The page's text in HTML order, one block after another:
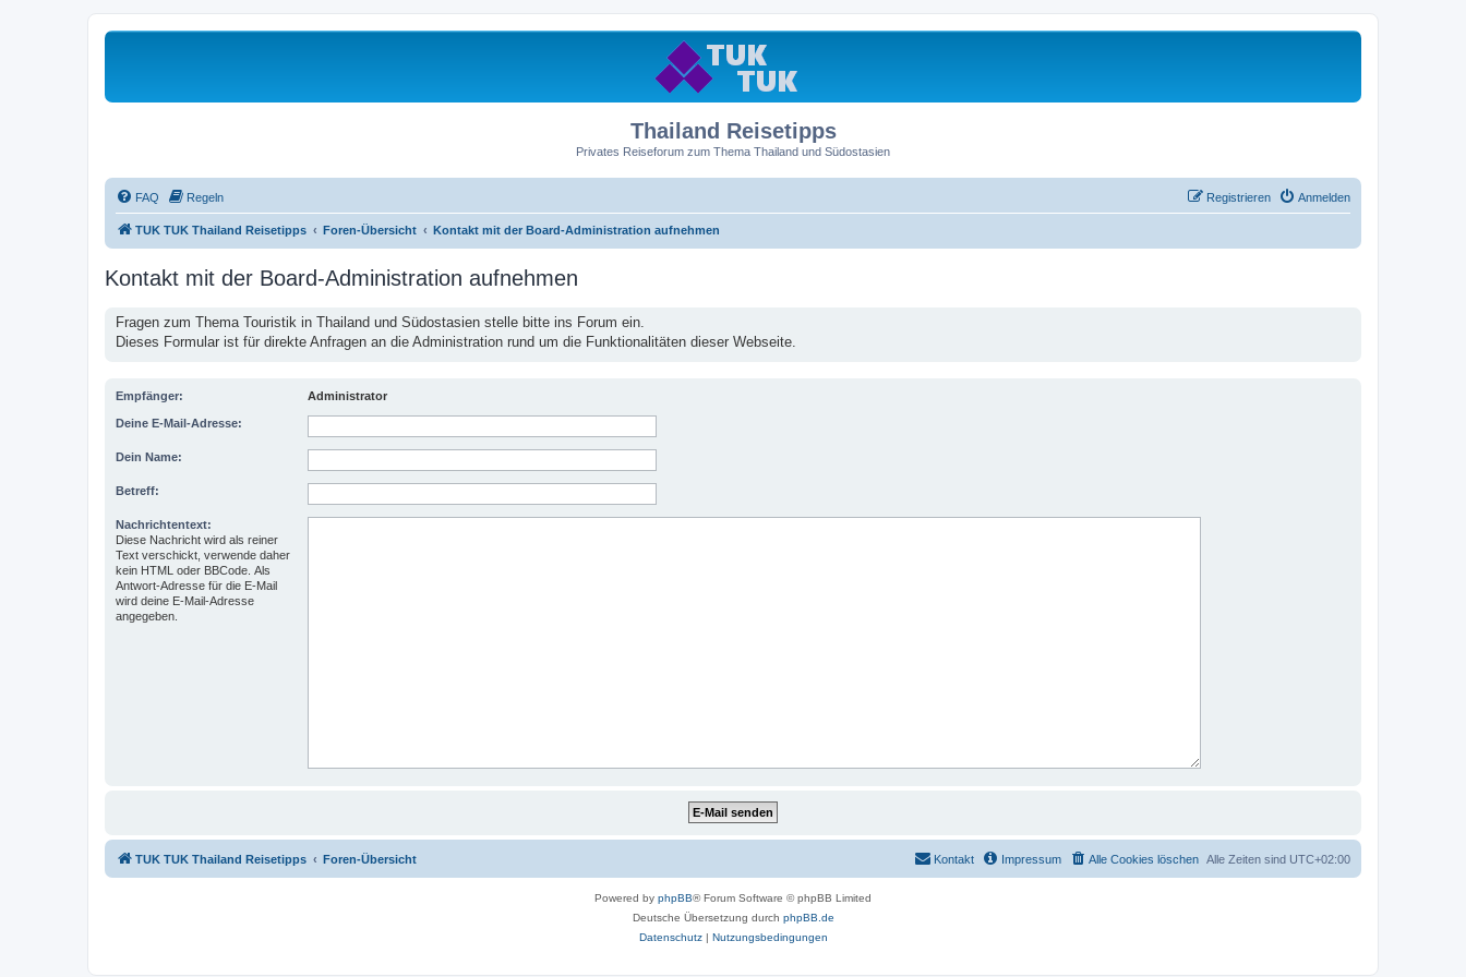
Thailand Reisetipps
Privates Reiseforum zum Thema Thailand und Südostasien
FAQ Regeln Anmelden
Registrieren
TUK TUK Thailand Reisetipps Foren-Übersicht Kontakt mit der Board-Administration aufnehmen
Kontakt mit der Board-Administration aufnehmen
Fragen zum Thema Touristik in Thailand und Südostasien stelle bitte ins Forum ein.
Dieses Formular ist für direkte Anfragen an die Administration rund um die Funktionalitäten dieser Webseite.
Empfänger: Administrator
Deine E-Mail-Adresse:
Dein Name:
Betreff:
Nachrichtentext:
Diese Nachricht wird als reiner
Text verschickt, verwende daher
kein HTML oder BBCode. Als
Antwort-Adresse für die E-Mail
wird deine E-Mail-Adresse
angegeben.
TUK TUK Thailand Reisetipps Foren-Übersicht Alle Zeiten sind UTC+02:00
Alle Cookies löschen
Impressum
Kontakt
Powered by phpBB® Forum Software © phpBB Limited
Deutsche Übersetzung durch phpBB.de
Datenschutz| Nutzungsbedingungen